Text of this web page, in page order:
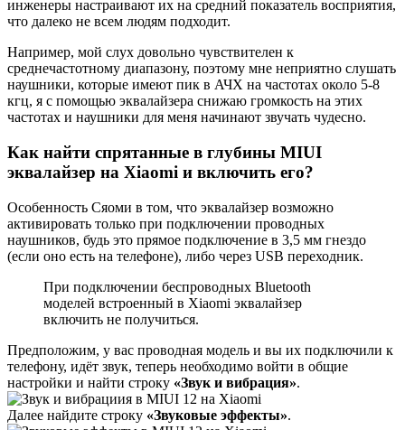
инженеры настраивают их на средний показатель восприятия,
что далеко не всем людям подходит.
Например, мой слух довольно чувствителен к
среднечастотному диапазону, поэтому мне неприятно слушать
наушники, которые имеют пик в АЧХ на частотах около 5-8
кгц, я с помощью эквалайзера снижаю громкость на этих
частотах и наушники для меня начинают звучать чудесно.
Как найти спрятанные в глубины MIUI
эквалайзер на Xiaomi и включить его?
Особенность Сяоми в том, что эквалайзер возможно
активировать только при подключении проводных
наушников, будь это прямое подключение в 3,5 мм гнездо
(если оно есть на телефоне), либо через USB переходник.
При подключении беспроводных Bluetooth
моделей встроенный в Xiaomi эквалайзер
включить не получиться.
Предположим, у вас проводная модель и вы их подключили к
телефону, идёт звук, теперь необходимо войти в общие
настройки и найти строку «Звук и вибрация».
Далее найдите строку «Звуковые эффекты».